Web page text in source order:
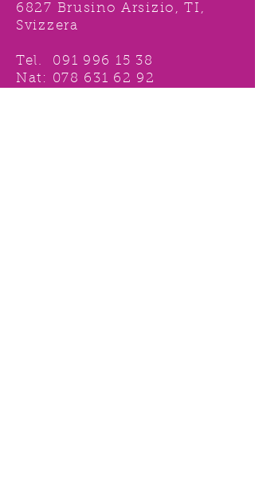
6827 Brusino Arsizio, TI,
Svizzera
Tel. 091 996 15 38
Nat: 078 631 62 92